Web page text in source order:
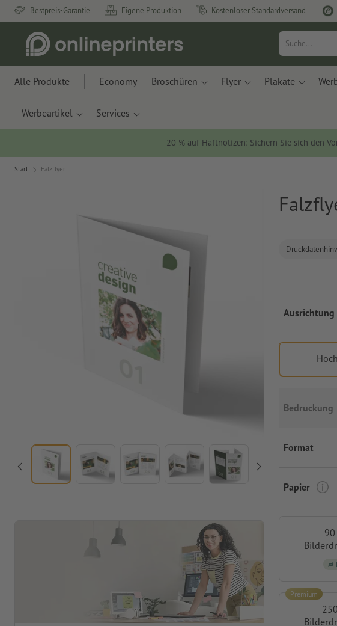
Bestpreis-Garantie Eigene Produktion Kostenloser Standardversand
Alle Produkte Economy Broschüren Flyer Plakate
Werbeartikel Services
20 % auf Haftnotizen: Sichern Sie sich den
Start Falzflyer
Ausrichtung
Bedruckung
Format
Papier
Premium